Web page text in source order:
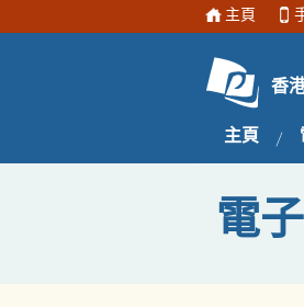
主頁
香
主頁
電